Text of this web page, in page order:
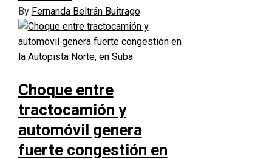
By Fernanda Beltrán Buitrago
Choque entre
tractocamión y
automóvil genera
fuerte congestión en